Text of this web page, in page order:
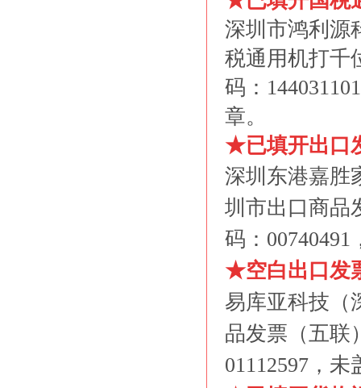
深圳市鸿利源
税通用机打千
码：
章。
★已填开出口
深圳东港嘉胜
圳市出口商品
码：
★空白出口发
易库亚科技（
品发票（五联
01112597，未